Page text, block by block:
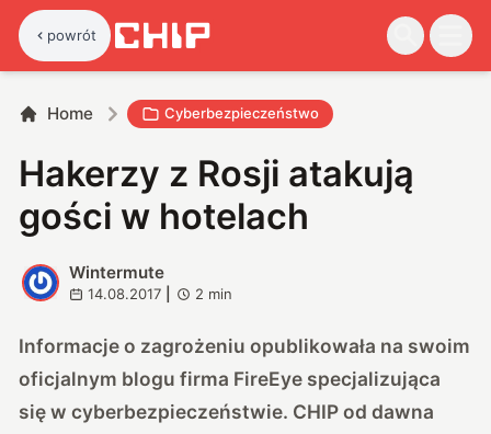
powrót
Home Cyberbezpieczeństwo
Hakerzy z Rosji atakują
gości w hotelach
W
Wintermute
14.08.2017 2 min
Informacje o zagrożeniuopublikowała na swoim
oficjalnym blogu firma FireEye specjalizująca
się w cyberbezpieczeństwie. CHIP od dawna